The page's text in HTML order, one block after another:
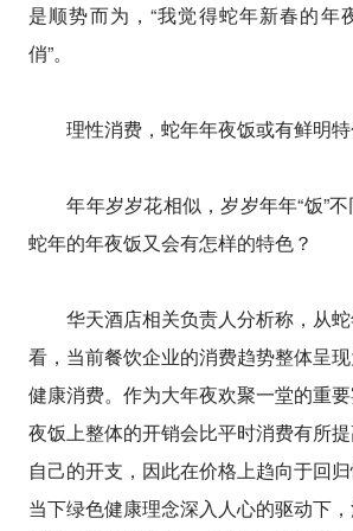
是顺势而为，“我觉得蛇年新春的年
俏”。
理性消费，蛇年年夜饭或有鲜明
年年岁岁花相似，岁岁年年“饭”不
蛇年的年夜饭又会有怎样的特色？
华天酒店相关负责人分析称，从蛇
看，当前餐饮企业的消费趋势整体呈
健康消费。作为大年夜欢聚一堂的重
夜饭上整体的开销会比平时消费有所
自己的开支，因此在价格上趋向于回
当下绿色健康理念深入人心的驱动下